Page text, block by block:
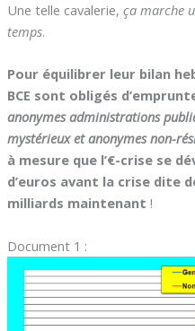
Une telle cavalerie, ça marche
temps.
Pour équilibrer leur bilan
BCE sont obligés
anonymes administrations
mystérieux et anonymes non-
à mesure que l’€-crise se
d’euros avant la crise dite
milliards maintenant !
Document 1 :